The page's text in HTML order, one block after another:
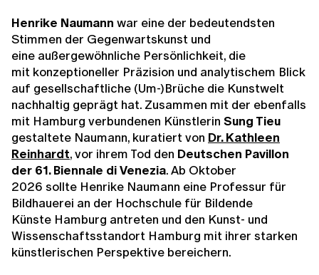
Henrike Naumann war eine der bedeutendsten
Stimmen der Gegenwartskunst und
eine außergewöhnliche Persönlichkeit, die
mit konzeptioneller Präzision und analytischem Blick
auf gesellschaftliche (Um-)Brüche die Kunstwelt
nachhaltig geprägt hat. Zusammen mit der ebenfalls
mit Hamburg verbundenen Künstlerin Sung Tieu
gestaltete Naumann, kuratiert von Dr. Kathleen
Reinhardt, vor ihrem Tod den Deutschen Pavillon
der 61. Biennale di Venezia. Ab Oktober
2026 sollte Henrike Naumann eine Professur für
Bildhauerei an der Hochschule für Bildende
Künste Hamburg antreten und den Kunst- und
Wissenschaftsstandort Hamburg mit ihrer starken
künstlerischen Perspektive bereichern.